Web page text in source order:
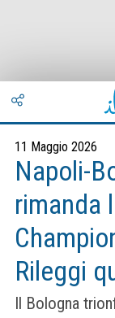
11 Maggio 2026
Napoli-
rimanda
Rileggi
Il Bologna